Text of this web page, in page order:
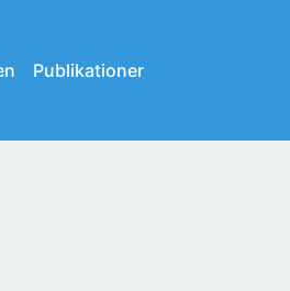
Publikationer